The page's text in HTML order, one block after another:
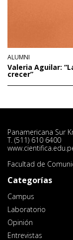
ALUMNI
Valeria Aguilar:
crecer”
Panamericana Sur
T. (511) 610 6400
Facultad de
Categorías
Campus
Laboratorio
Opinión
Entrevistas